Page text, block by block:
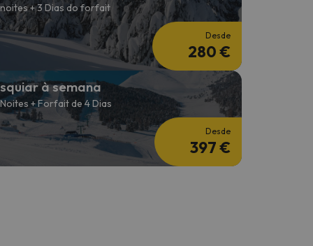
+ 3 Dias do forfait
Desde
280 €
à semana
+ Forfait de 4 Dias
Desde
397 €